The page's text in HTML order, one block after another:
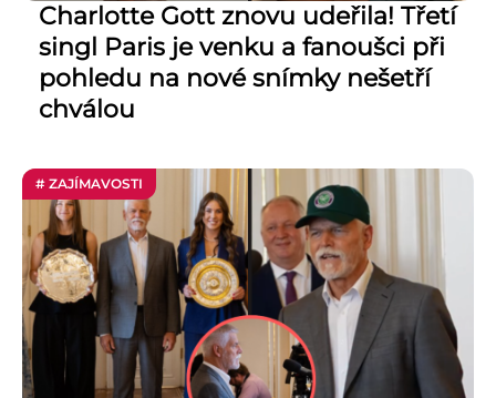
Charlotte Gott znovu udeřila! Třetí
singl Paris je venku a fanoušci při
pohledu na nové snímky nešetří
chválou
# ZAJÍMAVOSTI